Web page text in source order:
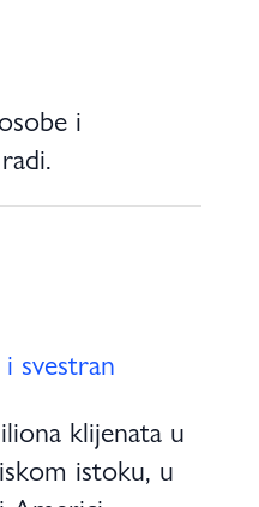
i
svestran
klijenata u
istoku, u